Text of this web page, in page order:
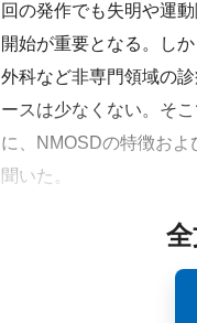
回の発作でも失明や運
開始が重要となる。し
外科など非専門領域の
ースは少なくない。そ
に、NMOSDの特徴お
聞いた。